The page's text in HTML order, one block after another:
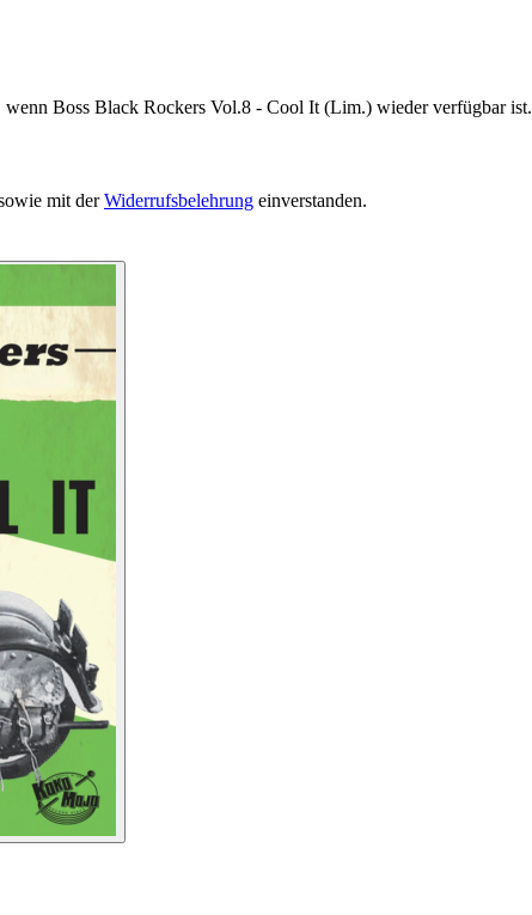
Boss Black Rockers Vol.8 - Cool It (Lim.) wieder verfügbar ist.
mit derWiderrufsbelehrung einverstanden.